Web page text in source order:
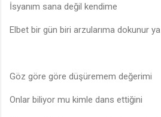
İsyanım sana değil kendime
Elbet bir gün biri arzularıma dokunur ya
Göz göre göre düşüremem değerimi
Onlar biliyor mu kimle dans ettiğini